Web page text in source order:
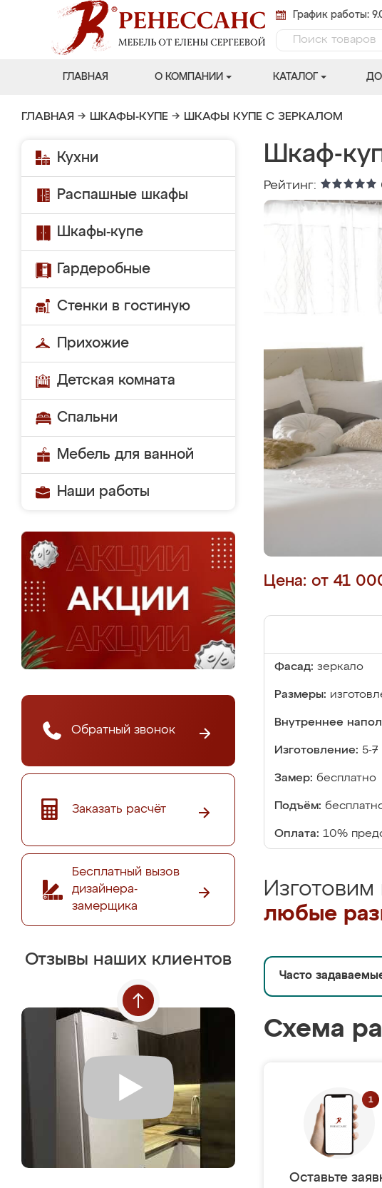
График работы:
ГЛАВНАЯ О КОМПАНИИ КАТАЛОГ
ГЛАВНАЯ → ШКАФЫ-КУПЕ → ШКАФЫ КУПЕ С ЗЕРКАЛОМ
Кухни
Распашные шкафы
Шкафы-купе
Гардеробные
Стенки в гостиную
Прихожие
Детская комната
Спальни
Мебель для ванной
Наши работы
Обратный звонок
Заказать расчёт
Бесплатный вызов
дизайнера-
замерщика
Отзывы наших клиентов
Шкаф-
Рейтинг:
Цена: от 41
Фасад: зеркало
Размеры:
Внутреннее
Изготовление: 5-
Замер: бесплатно
Подъём:
Оплата: 10%
любые
Часто
Схема
Оставьте